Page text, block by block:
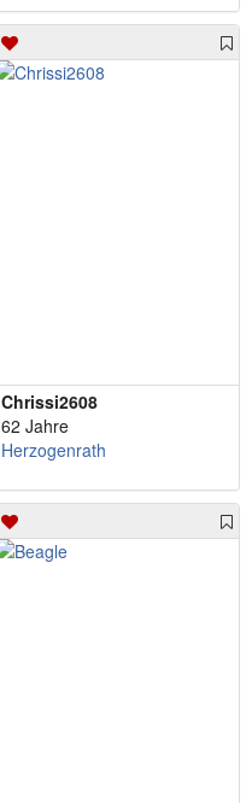
Chrissi2608
62 Jahre
Herzogenrath